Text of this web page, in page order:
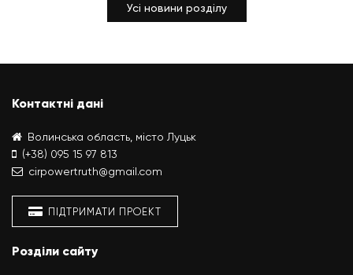
Усі новини розділу
Контактні дані
Волинська область, місто Луцьк
(+38) 095 15 97 813
cirpowertruth@gmail.com
ПІДТРИМАТИ ПРОЕКТ
Розділи сайту